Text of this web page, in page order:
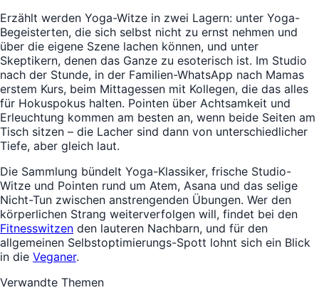
Erzählt werden Yoga-Witze in zwei Lagern: unter Yoga-
Begeisterten, die sich selbst nicht zu ernst nehmen und
über die eigene Szene lachen können, und unter
Skeptikern, denen das Ganze zu esoterisch ist. Im Studio
nach der Stunde, in der Familien-WhatsApp nach Mamas
erstem Kurs, beim Mittagessen mit Kollegen, die das alles
für Hokuspokus halten. Pointen über Achtsamkeit und
Erleuchtung kommen am besten an, wenn beide Seiten am
Tisch sitzen – die Lacher sind dann von unterschiedlicher
Tiefe, aber gleich laut.
Die Sammlung bündelt Yoga-Klassiker, frische Studio-
Witze und Pointen rund um Atem, Asana und das selige
Nicht-Tun zwischen anstrengenden Übungen. Wer den
körperlichen Strang weiterverfolgen will, findet bei den
Fitnesswitzen den lauteren Nachbarn, und für den
allgemeinen Selbstoptimierungs-Spott lohnt sich ein Blick
in die Veganer.
Verwandte Themen